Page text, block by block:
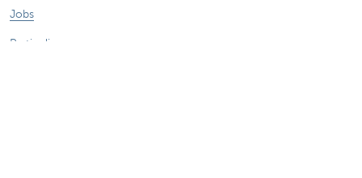
Jobs
Particuliers